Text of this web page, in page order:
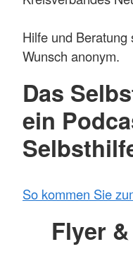
Hilfe und
Wunsch anonym.
Das
ein
So kommen Sie
Flyer